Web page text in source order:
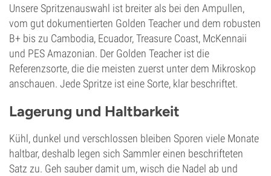
Unsere Spritzenauswahl ist breiter als bei den Ampullen,
vom gut dokumentierten Golden Teacher und dem robusten
B+ bis zu Cambodia, Ecuador, Treasure Coast, McKennaii
und PES Amazonian. Der Golden Teacher ist die
Referenzsorte, die die meisten zuerst unter dem Mikroskop
anschauen. Jede Spritze ist eine Sorte, klar beschriftet.
Lagerung und Haltbarkeit
Kühl, dunkel und verschlossen bleiben Sporen viele Monate
haltbar, deshalb legen sich Sammler einen beschrifteten
Satz zu. Geh sauber damit um, wisch die Nadel ab und